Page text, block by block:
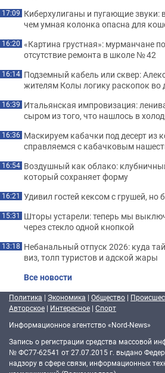
17:09 Киберхулиганы и пугающие звуки:
чем умная колонка опасна для
16:20 «Картина грустная»: мурманчане
отсутствие ремонта в школе № 42
16:14 Подземный кабель или сквер:
жителям Колы логику раскопок во
16:39 Итальянская импровизация:
сыром из того, что нашлось в
16:36 Маскируем кабачки под десерт из
справляемся с кабачковым
16:54 Воздушный как облако:
который сохраняет форму
16:21 Удивил гостей кексом с грушей, но
15:31 Шторы устарели: теперь мы
через стекло одной кнопкой
13:18 Небанальный отпуск 2026: куда
виз, толп туристов и адской жары
Все новости
Политика | Экономика | Общество |
Авторское | Интересное | Спорт
Информационное агентство «Nord-News»
Запись о регистрации средства массовой
№ ФС77-62541 от 27.07.2015 г. выдано
надзору в сфере связи, информационных